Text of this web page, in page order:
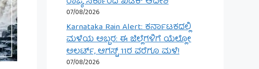
07/08/2026
Karnataka Rain Alert: ಕರ್ನಾಟಕದಲ್ಲಿ
ಮಳೆಯ ಅಬ್ಬರ: ಈ ಜಿಲ್ಲೆಗಳಿಗೆ ಯೆಲ್ಲೋ
ಅಲರ್ಟ್, ಆಗಸ್ಟ್ 11ರ ವರೆಗೂ ಮಳೆ!
07/08/2026